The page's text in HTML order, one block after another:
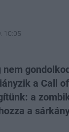
10:05
nem
a Call
a
a